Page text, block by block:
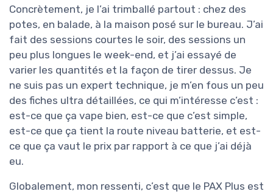
Concrètement, je l’ai trimballé partout : chez des
potes, en balade, à la maison posé sur le bureau. J’ai
fait des sessions courtes le soir, des sessions un
peu plus longues le week-end, et j’ai essayé de
varier les quantités et la façon de tirer dessus. Je
ne suis pas un expert technique, je m’en fous un peu
des fiches ultra détaillées, ce qui m’intéresse c’est :
est-ce que ça vape bien, est-ce que c’est simple,
est-ce que ça tient la route niveau batterie, et est-
ce que ça vaut le prix par rapport à ce que j’ai déjà
eu.
Globalement, mon ressenti, c’est que le PAX Plus est